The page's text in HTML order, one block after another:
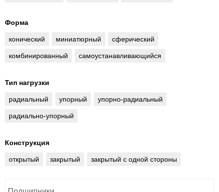
Форма
конический миниатюрный сферический
комбинированный самоустанавливающийся
Тип нагрузки
радиальный упорный упорно-радиальный
радиально-упорный
Конструкция
открытый закрытый закрытый с одной стороны